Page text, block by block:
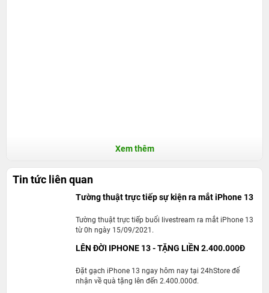
Tại sự kiện California Streaming, Apple đã chính thức
đó, sản phẩm iPhone 13 Mini Series với 3 tùy chọn dung
lượng là 128GB, 256GB và 512GB đang được đông đảo
người dùng quan tâm. Cùng 24hStore tìm có gì mới mẻ
bên trong chiếc iPhone 13 Mini 512GB này nhé.
iPhone 13 Mini 512GB - Sản phẩm nhỏ gọn,
đón đầu xu thế
Xem thêm
Tin tức liên quan
Tường thuật trực tiếp sự kiện ra mắt iPhone 13
Tường thuật trực tiếp buổi livestream ra mắt iPhone 13
từ 0h ngày 15/09/2021.
LÊN ĐỜI IPHONE 13 - TẶNG LIỀN 2.400.000Đ
Đặt gạch iPhone 13 ngay hôm nay tại 24hStore để
nhận về quà tặng lên đến 2.400.000đ.